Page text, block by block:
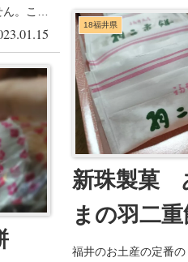
。こち
18福井県
新珠製菓
まの羽二重
福井のお土産の定番の